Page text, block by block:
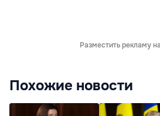
Разместить рекламу
Похожие новости